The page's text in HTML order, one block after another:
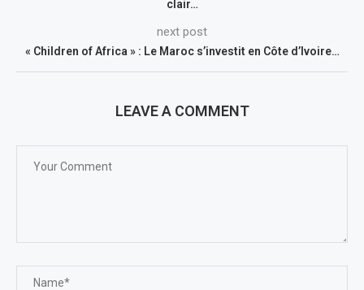
clair…
next post
« Children of Africa » : Le Maroc s’investit en Côte d’Ivoire…
LEAVE A COMMENT